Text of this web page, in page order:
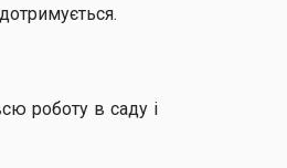
роботу в саду і